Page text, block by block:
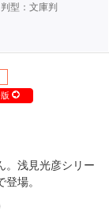
判型：文庫判
。浅見光彦シリー
場。